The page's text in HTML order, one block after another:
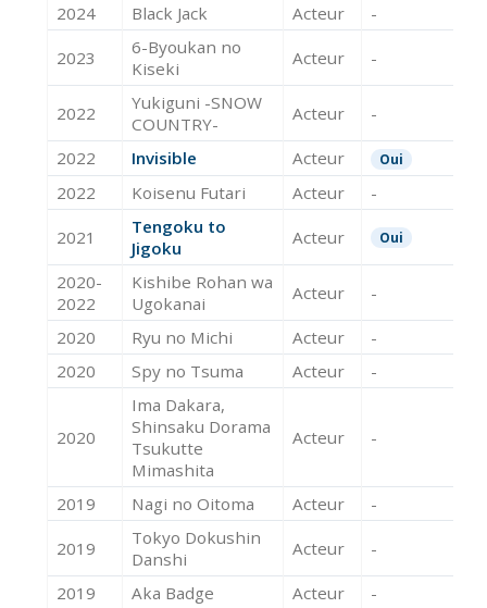
2024 Black Jack Acteur -
2023
6-Byoukan no
Kiseki
Acteur -
2022
Yukiguni -SNOW
COUNTRY-
Acteur -
2022 Invisible Acteur Oui
2022 Koisenu Futari Acteur -
2021
Tengoku to
Jigoku
Acteur Oui
2020-
2022
Kishibe Rohan wa
Ugokanai
Acteur -
2020 Ryu no Michi Acteur
-
2020
Spy no Tsuma Acteur -
2020
Ima Dakara,
Shinsaku Dorama
Tsukutte
Mimashita
Acteur -
2019 Nagi no Oitoma Acteur -
2019
Tokyo Dokushin
Danshi
Acteur -
2019 Aka Badge Acteur
-